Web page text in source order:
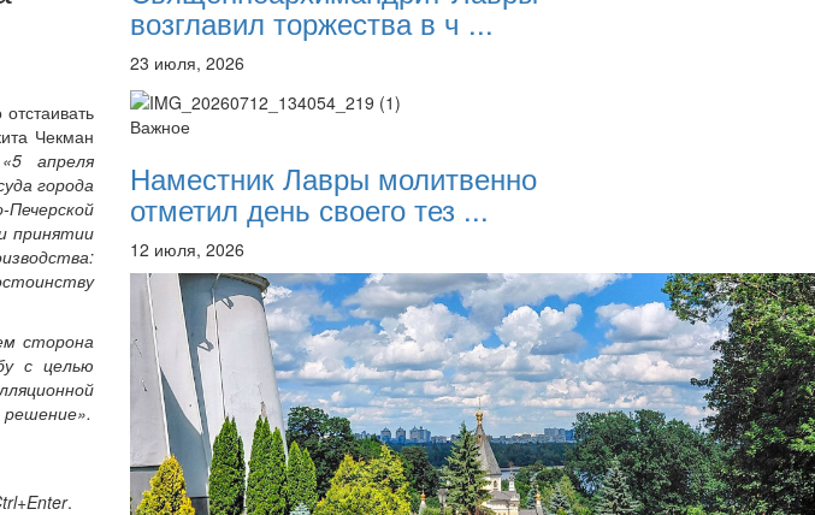
12 сентября 2015Название трансляции
Название трансляции
12 сентября 2015Название трансляции
Перейти к архиву
Чекман
«5 апреля
города
принятии
сторона
с целью
.
возглавил торжества в ч ...
23 июля, 2026
Важное
Наместник Лавры молитвенно
отметил день своего тез ...
12 июля, 2026